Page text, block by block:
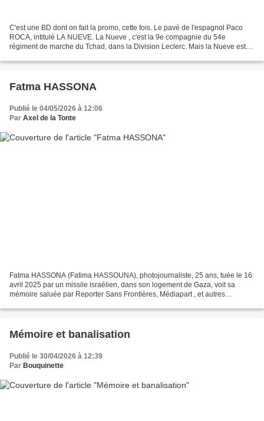
C'est une BD dont on fait la promo, cette fois. Le pavé de l'espagnol Paco
ROCA, intitulé LA NUEVE. La Nueve , c'est la 9e compagnie du 54e
régiment de marche du Tchad, dans la Division Leclerc. Mais la Nueve est
Fatma HASSONA
Publié le 04/05/2026 à 12:06
Par Axel de la Tonte
Fatma HASSONA (Fatima HASSOUNA), photojournaliste, 25 ans, tuée le 16
avril 2025 par un missile israélien, dans son logement de Gaza, voit sa
mémoire saluée par Reporter Sans Frontières, Médiapart , et autres
Mémoire et banalisation
Publié le 30/04/2026 à 12:39
Par Bouquinette